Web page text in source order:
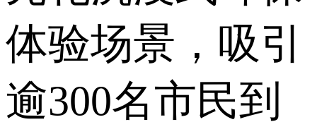
体验场景，吸引
逾300名市民到